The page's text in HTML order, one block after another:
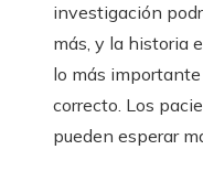
investigación
más, y la historia
lo más importante
correcto. Los
pueden esperar